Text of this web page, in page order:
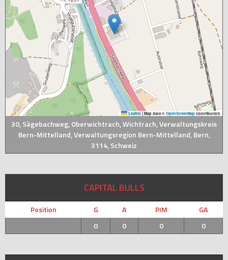
Leaflet | Map data © OpenStreetMap contributors
30, Sägebachweg, Oberwichtrach, Wichtrach, Verwaltungskreis
Bern-Mittelland, Verwaltungsregion Bern-Mittelland, Bern,
3114, Schweiz
CAPITAL BULLS
Position G A PIM
GA
0
0 0 0